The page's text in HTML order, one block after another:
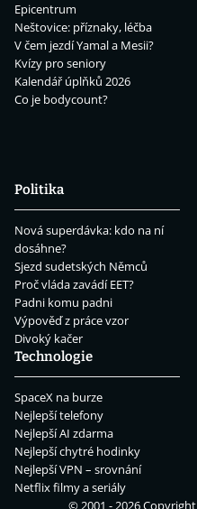
Epicentrum
Neštovice: příznaky, léčba
V čem jezdí Yamal a Mesii?
Kvízy pro seniory
Kalendář úplňků 2026
Co je bodycount?
Politika
Nová superdávka: kdo na ní
dosáhne?
Sjezd sudetských Němců
Proč vláda zavádí EET?
Padni komu padni
Výpověď z práce vzor
Divoký kačer
Technologie
SpaceX na burze
Nejlepší telefony
Nejlepší AI zdarma
Nejlepší chytré hodinky
Nejlepší VPN – srovnání
Netflix filmy a seriály
© 2001 - 2026 Copyright